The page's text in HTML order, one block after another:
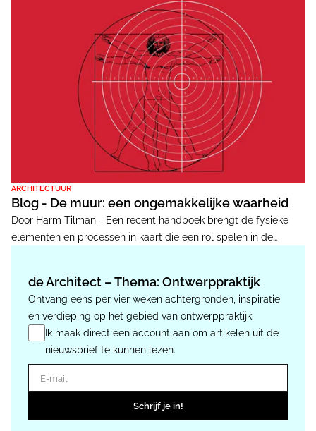
ARCHITECTUUR
Blog - De muur: een ongemakkelijke waarheid
Door Harm Tilman - Een recent handboek brengt de fysieke
elementen en processen in kaart die een rol spelen in de
esthetische erfenis van een dictator?
de Architect – Thema: Ontwerppraktijk
Ontvang eens per vier weken achtergronden, inspiratie
en verdieping op het gebied van ontwerppraktijk.
Ik maak direct een account aan om artikelen uit de
nieuwsbrief te kunnen lezen.
Schrijf je in!